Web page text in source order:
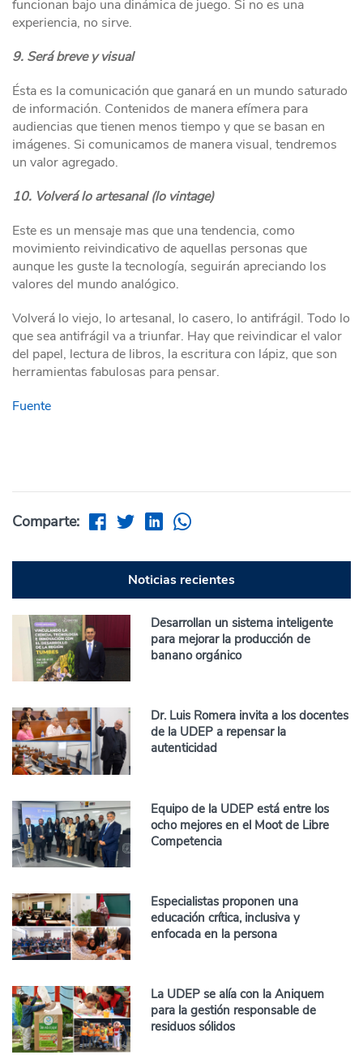
funcionan bajo una dinámica de juego. Si no es una
experiencia, no sirve.
9. Será breve y visual
Ésta es la comunicación que ganará en un mundo saturado
de información. Contenidos de manera efímera para
audiencias que tienen menos tiempo y que se basan en
imágenes. Si comunicamos de manera visual, tendremos
un valor agregado.
10. Volverá lo artesanal (lo vintage)
Este es un mensaje mas que una tendencia, como
movimiento reivindicativo de aquellas personas que
aunque les guste la tecnología, seguirán apreciando los
valores del mundo analógico.
Volverá lo viejo, lo artesanal, lo casero, lo antifrágil. Todo lo
que sea antifrágil va a triunfar. Hay que reivindicar el valor
del papel, lectura de libros, la escritura con lápiz, que son
herramientas fabulosas para pensar.
Fuente
Comparte:
Noticias recientes
Desarrollan un sistema inteligente
para mejorar la producción de
banano orgánico
Dr. Luis Romera invita a los docentes
de la UDEP a repensar la
autenticidad
Equipo de la UDEP está entre los
ocho mejores en el Moot de Libre
Competencia
Especialistas proponen una
educación crítica, inclusiva y
enfocada en la persona
La UDEP se alía con la Aniquem
para la gestión responsable de
residuos sólidos